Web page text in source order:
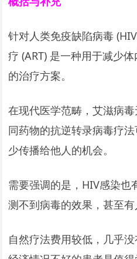
针对人类免疫缺陷病毒
疗 (ART) 是一种用于减少
的治疗方案。
在现代医学范畴，艾滋病
同药物的抗逆转录病毒疗
少传播给他人的机会。
需要强调的是，HIV感染也
测不到病毒的效果，甚至有
自然疗法费用较低，几乎